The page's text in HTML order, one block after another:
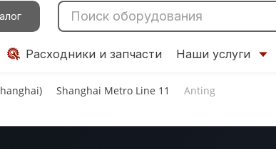
Расходники и запчасти Наши услуги
Shanghai Metro Line 11 Anting